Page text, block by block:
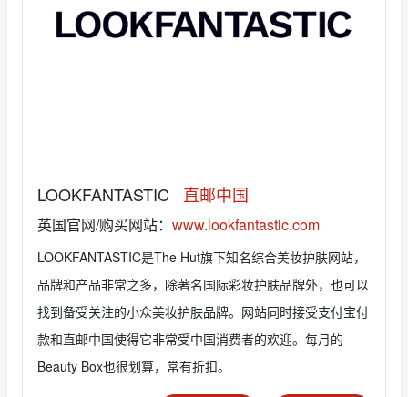
LOOKFANTASTIC 直邮中国
英国官网/购买网站： www.lookfantastic.com
LOOKFANTASTIC是The Hut旗下知名综合美妆护肤网站，
品牌和产品非常之多，除著名国际彩妆护肤品牌外，也可以
找到备受关注的小众美妆护肤品牌。网站同时接受支付宝付
款和直邮中国使得它非常受中国消费者的欢迎。每月的
Beauty Box也很划算，常有折扣。